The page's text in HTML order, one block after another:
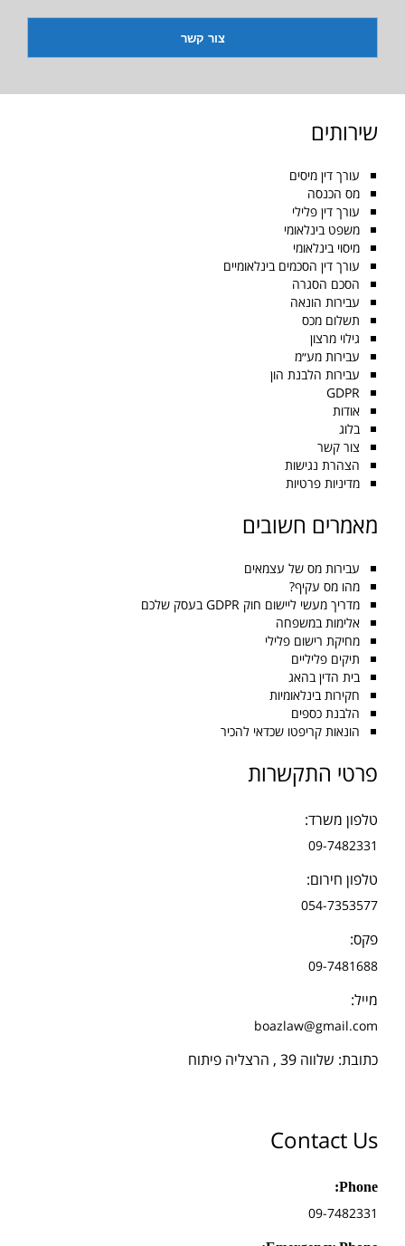
שירותים
עורך דין מיסים
מס הכנסה
עורך דין פלילי
משפט בינלאומי
מיסוי בינלאומי
עורך דין הסכמים בינלאומיים
הסכם הסגרה
עבירות הונאה
תשלום מכס
גילוי מרצון
עבירות מע״מ
עבירות הלבנת הון
GDPR
אודות
בלוג
צור קשר
הצהרת נגישות
מדיניות פרטיות
מאמרים חשובים
עבירות מס של עצמאים
מהו מס עקיף?
מדריך מעשי ליישום חוק GDPR בעסק שלכם
אלימות במשפחה
מחיקת רישום פלילי
תיקים פליליים
בית הדין בהאג
חקירות בינלאומיות
הלבנת כספים
הונאות קריפטו שכדאי להכיר
פרטי התקשרות
טלפון משרד:
09-7482331
טלפון חירום:
054-7353577
פקס:
09-7481688
מייל:
boazlaw@gmail.com
כתובת: שלווה 39 , הרצליה פיתוח
Contact Us
Phone:
09-7482331